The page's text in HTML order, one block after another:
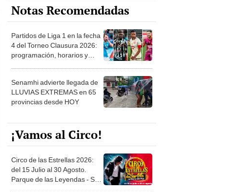
Notas Recomendadas
Partidos de Liga 1 en la fecha
4 del Torneo Clausura 2026:
programación, horarios y
Senamhi advierte llegada de
LLUVIAS EXTREMAS en 65
provincias desde HOY
¡Vamos al Circo!
Circo de las Estrellas 2026:
del 15 Julio al 30 Agosto.
Parque de las Leyendas - San